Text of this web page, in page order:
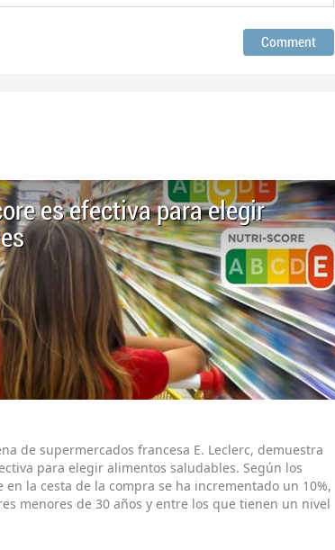
es efectiva para elegir
de supermercados francesa E. Leclerc, demuestra
para elegir alimentos saludables. Según los
la cesta de la compra se ha incrementado un 10%,
menores de 30 años y entre los que tienen un nivel